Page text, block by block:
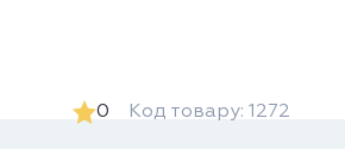
0 Код товару: 1272